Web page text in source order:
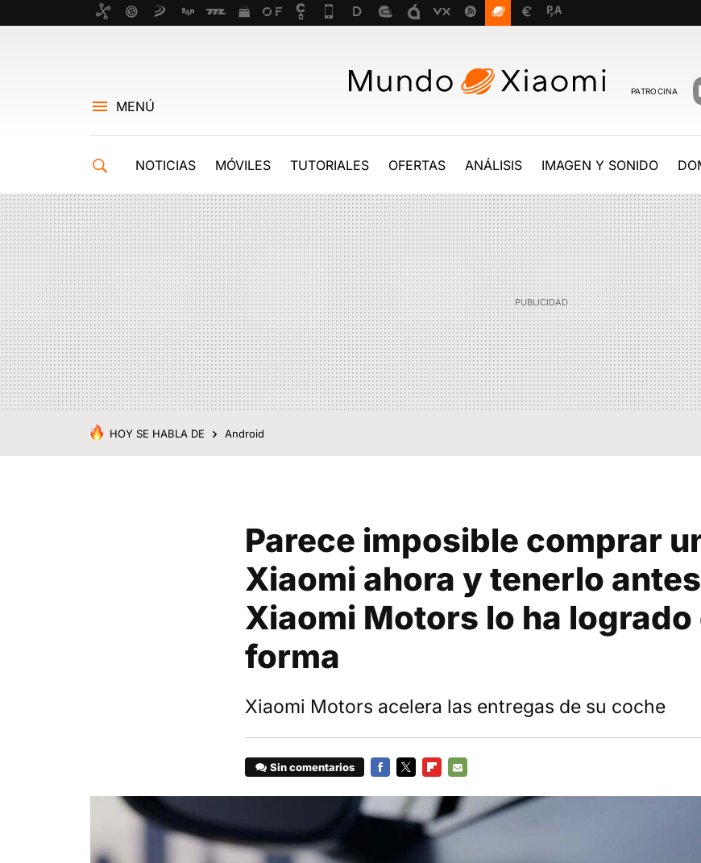
PATROCINA
MENÚ
NOTICIAS MÓVILES TUTORIALES OFERTAS ANÁLISIS IMAGEN Y SONIDO
HOY SE HABLA DE Android
Parece imposible comprar
Xiaomi ahora y tenerlo
Xiaomi Motors lo ha logrado
forma
Xiaomi Motors acelera las entregas de su coche
Sin comentarios
MAIL